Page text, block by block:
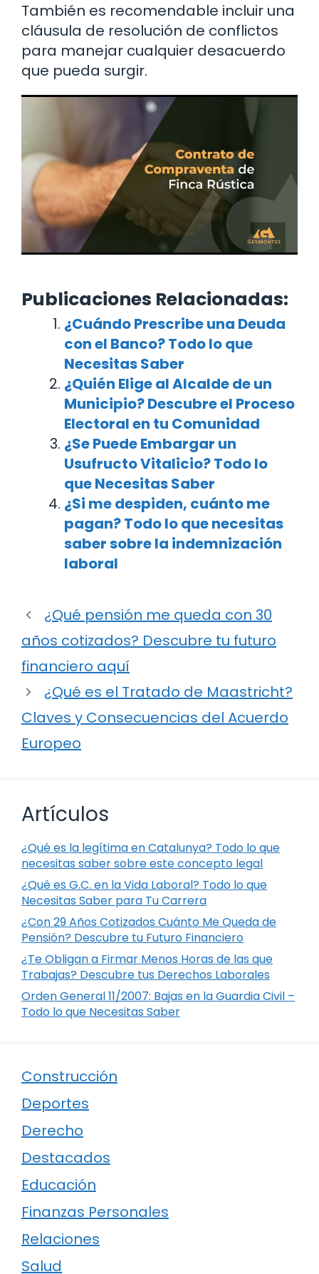
También es recomendable incluir una
cláusula de resolución de conflictos
para manejar cualquier desacuerdo
que pueda surgir.
Publicaciones Relacionadas:
¿Cuándo Prescribe una Deuda
con el Banco? Todo lo que
Necesitas Saber
¿Quién Elige al Alcalde de un
Municipio? Descubre el Proceso
Electoral en tu Comunidad
¿Se Puede Embargar un
Usufructo Vitalicio? Todo lo
que Necesitas Saber
¿Si me despiden, cuánto me
pagan? Todo lo que necesitas
saber sobre la indemnización
laboral
¿Qué pensión me queda con 30
años cotizados? Descubre tu futuro
financiero aquí
¿Qué es el Tratado de Maastricht?
Claves y Consecuencias del Acuerdo
Europeo
Artículos
¿Qué es la legítima en Catalunya? Todo lo que
necesitas saber sobre este concepto legal
¿Qué es G.C. en la Vida Laboral? Todo lo que
Necesitas Saber para Tu Carrera
¿Con 29 Años Cotizados Cuánto Me Queda de
Pensión? Descubre tu Futuro Financiero
¿Te Obligan a Firmar Menos Horas de las que
Trabajas? Descubre tus Derechos Laborales
Orden General 11/2007: Bajas en la Guardia Civil –
Todo lo que Necesitas Saber
Construcción
Deportes
Derecho
Destacados
Educación
Finanzas Personales
Relaciones
Salud